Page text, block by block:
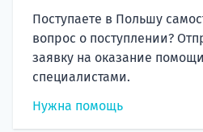
Поступаете в Польшу
вопрос о поступлении?
заявку на оказание
специалистами.
Нужна помощь